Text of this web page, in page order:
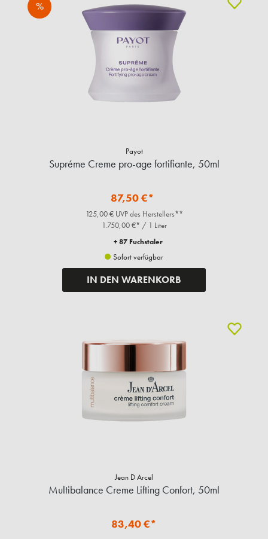
%
Payot
Supréme Creme pro-age fortifiante, 50ml
87,50 €*
125,00 € UVP des Herstellers**
1.750,00 €* / 1 Liter
+ 87 Fuchstaler
Sofort verfügbar
IN DEN WARENKORB
Jean D Arcel
Multibalance Creme Lifting Confort, 50ml
83,40 €*